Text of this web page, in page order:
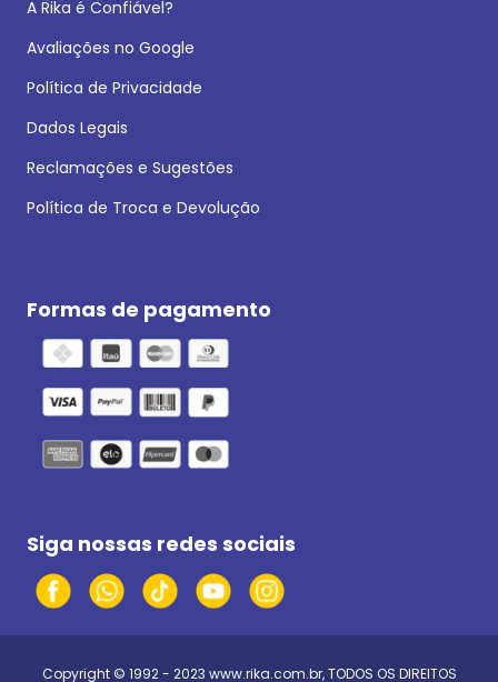
A Rika é Confiável?
Avaliações no Google
Política de Privacidade
Dados Legais
Reclamações e Sugestões
Política de Troca e Devolução
Formas de pagamento
Siga nossas redes sociais
Copyright © 1992 - 2023 www.rika.com.br, TODOS OS DIREITOS